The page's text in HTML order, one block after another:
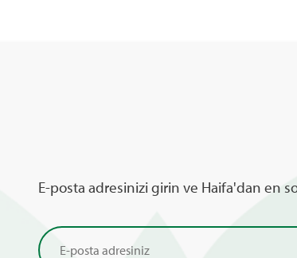
E-posta adresinizi girin ve Haifa'dan en